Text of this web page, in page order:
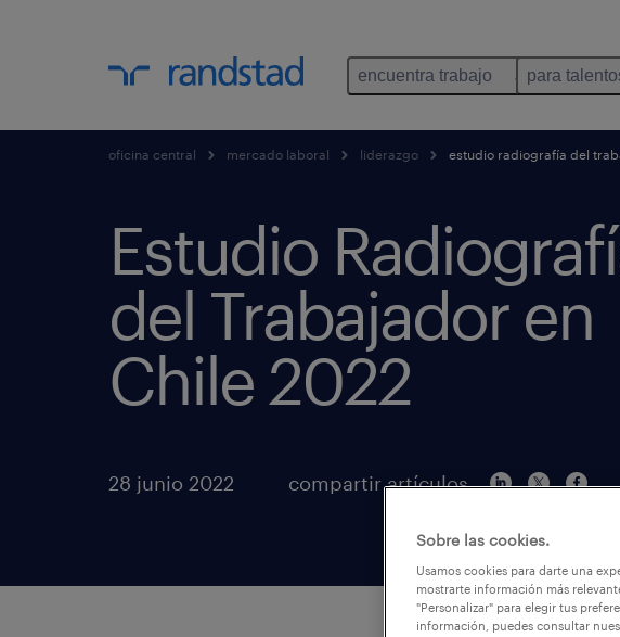
encuentra trabajo para
oficina central mercado laboral liderazgo estudio radiografía del
Estudio
del Trabajador en
Chile 2022
28 junio 2022 compartir artículos
Sobre las cookies.
Usamos cookies para darte una
mostrarte información más
"Personalizar" para elegir tus
información, puedes consultar